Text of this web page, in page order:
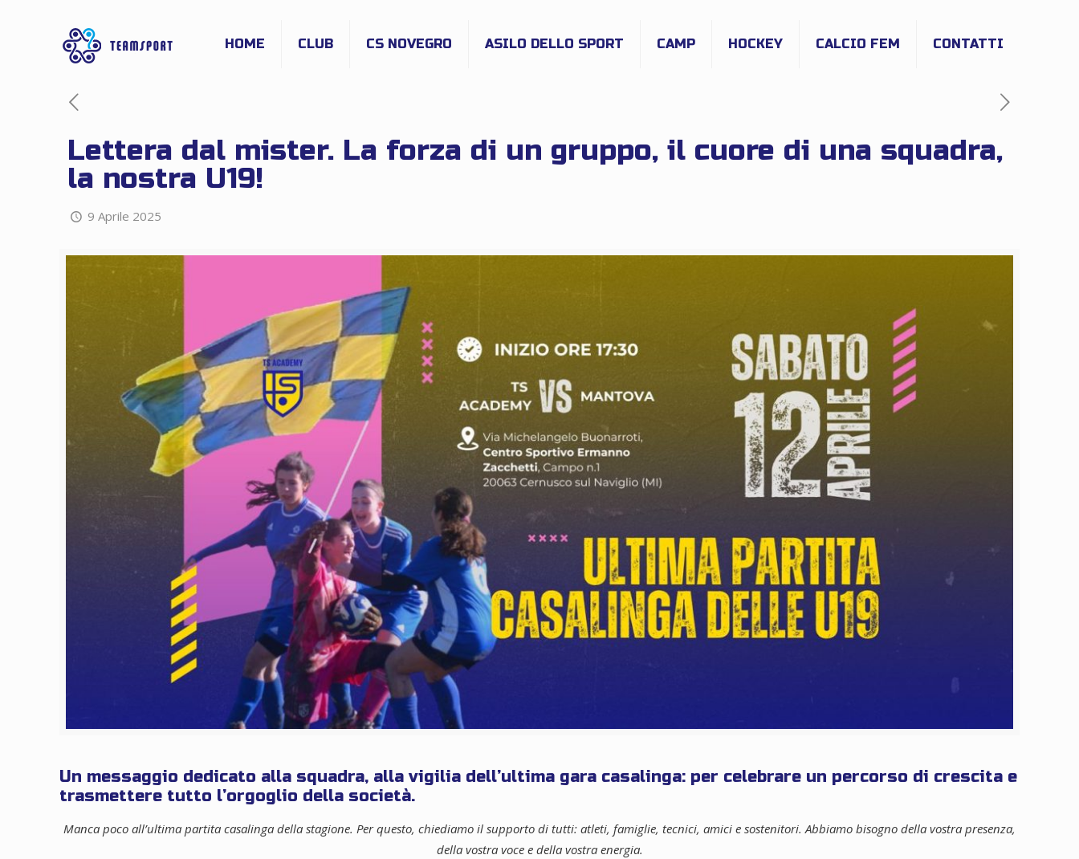
HOME CLUB CS NOVEGRO ASILO DELLO SPORT CAMP HOCKEY CALCIO FEM CONTATTI
Lettera dal mister. La forza di un gruppo, il cuore di una squadra,
la nostra U19!
9 Aprile 2025
Un messaggio dedicato alla squadra, alla vigilia dell’ultima gara casalinga: per celebrare un percorso di crescita e
trasmettere tutto l’orgoglio della società.
Manca poco all’ultima partita casalinga della stagione. Per questo, chiediamo il supporto di tutti: atleti, famiglie, tecnici, amici e sostenitori. Abbiamo bisogno della vostra presenza,
della vostra voce e della vostra energia.